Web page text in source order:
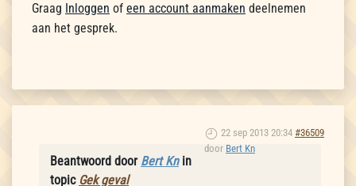
Graag Inloggen of een account aanmaken deelnemen
aan het gesprek.
22 sep 2013 20:34 #36509
door Bert Kn
Beantwoord door Bert Knin
topic Gek geval